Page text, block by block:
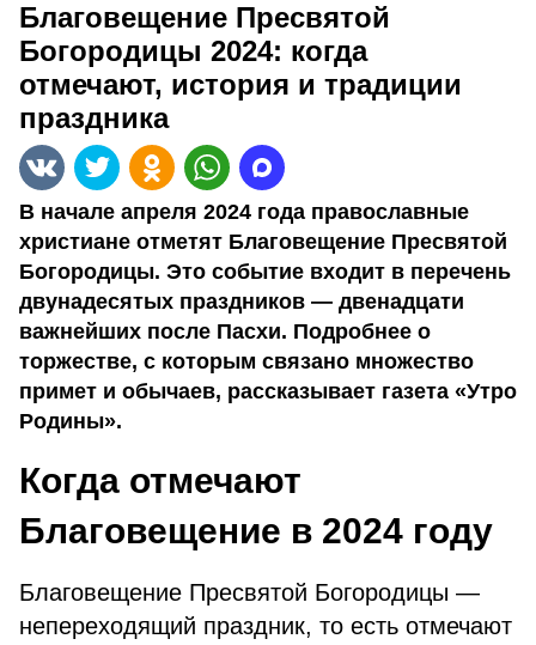
Благовещение Пресвятой
Богородицы 2024: когда
отмечают, история и традиции
праздника
В начале апреля 2024 года православные
христиане отметят Благовещение Пресвятой
Богородицы. Это событие входит в перечень
двунадесятых праздников — двенадцати
важнейших после Пасхи. Подробнее о
торжестве, с которым связано множество
примет и обычаев, рассказывает газета «Утро
Родины».
Когда отмечают
Благовещение в 2024 году
Благовещение Пресвятой Богородицы —
непереходящий праздник, то есть отмечают